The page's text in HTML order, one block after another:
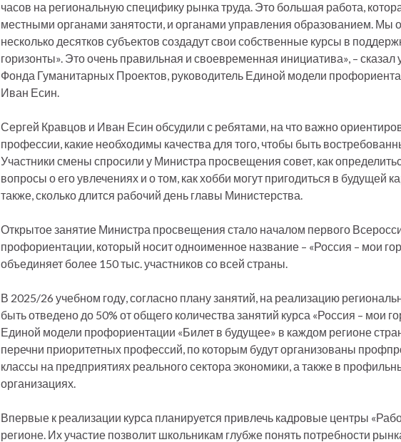
часов на региональную специфику рынка труда. Это большая работа,
местными органами занятости, и органами управления образованием. Мы
несколько десятков субъектов создадут свои собственные курсы в
горизонты». Это очень правильная и своевременная инициатива», –
Фонда Гуманитарных Проектов, руководитель Единой модели
Иван Есин.
Сергей Кравцов и Иван Есин обсудили с ребятами, на что важно
профессии, какие необходимы качества для того, чтобы быть
Участники смены спросили у Министра просвещения совет, как
вопросы о его увлечениях и о том, как хобби могут пригодиться в будущей
также, сколько длится рабочий день главы Министерства.
Открытое занятие Министра просвещения стало началом первого
профориентации, который носит одноименное название – «Россия – мои
объединяет более 150 тыс. участников со всей страны.
В 2025/26 учебном году, согласно плану занятий, на реализацию
быть отведено до 50% от общего количества занятий курса «Россия – мои
Единой модели профориентации «Билет в будущее» в каждом регионе
перечни приоритетных профессий, по которым будут организованы
классы на предприятиях реального сектора экономики, а также в
организациях.
Впервые к реализации курса планируется привлечь кадровые центры
регионе. Их участие позволит школьникам глубже понять потребности